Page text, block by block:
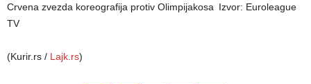
Crvena zvezda koreografija protiv Olimpijakosa Izvor: Euroleague
TV
(Kurir.rs / Lajk.rs)